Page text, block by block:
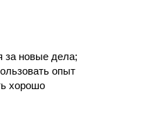
за новые дела;
опыт
хорошо